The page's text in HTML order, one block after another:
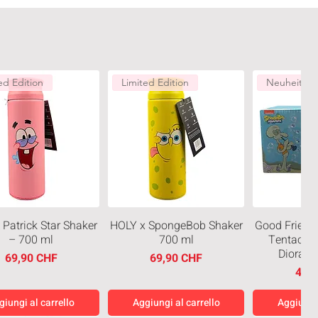
Edition
Patrick Star Shaker
– 700 ml
Prezzo
69,90 CHF
al carrello
Limited Edition
HOLY x SpongeBob Shaker
700 ml
Prezzo
69,90 CHF
Aggiungi al carrello
Neuheiten
Good